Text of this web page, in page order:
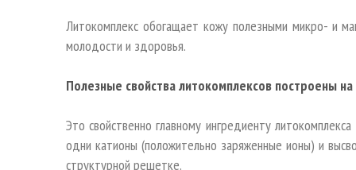
Литокомплекс обогащает кожу полезными микро- и
молодости и здоровья.
Полезные свойства литокомплексов построены
Это свойственно главному ингредиенту
одни катионы (положительно заряженные ионы) и
структурной решетке.